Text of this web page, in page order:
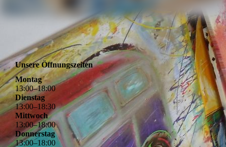
Unsere Öffnungszeiten
Montag
13:00–18:00
Dienstag
13:00–18:30
Mittwoch
13:00–18:00
Donnerstag
13:00–18:00